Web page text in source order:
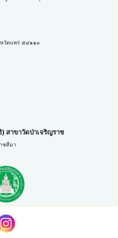
หวัดแพร่ ๕๔๑๑๐
สาขาวัดป่าเจริญราช
ชสีมา